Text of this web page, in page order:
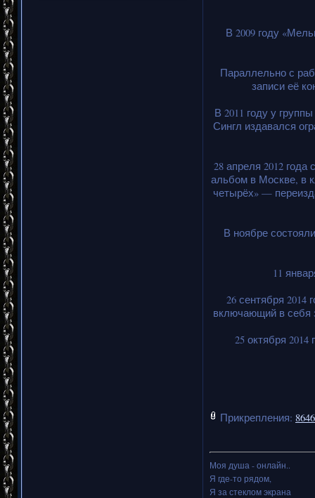
В 2009 году
Параллельно с
записи её
В 2011 году у
Сингл издавался
28 апреля 2012
альбом в Москве, в
четырёх» —
В ноябре
11
26 сентября
включающий в себя
25 октября
Прикрепления:
Моя душа - онлайн..
Я где-то рядом,
Я за стеклом экрана